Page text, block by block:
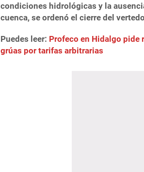
condiciones hidrológicas y la
cuenca, se ordenó el cierre del
Puedes leer: Profeco en Hidalgo pide
grúas por tarifas arbitrarias